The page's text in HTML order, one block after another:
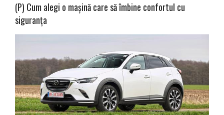
(P) Cum alegi o mașină care să îmbine confortul cu
siguranța